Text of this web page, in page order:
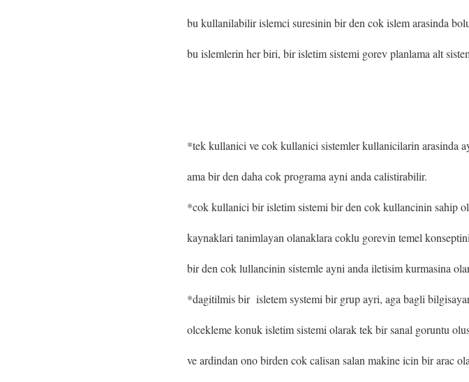
bu kullanilabilir islemci suresinin bir den cok islem arasinda
bu islemlerin her biri, bir isletim sistemi gorev planlama alt
*tek kullanici ve cok kullanici sistemler kullanicilarin arasinda
ama bir den daha cok programa ayni anda calistirabilir.
*cok kullanici bir isletim sistemi bir den cok kullancinin sahip
kaynaklari tanimlayan olanaklara coklu gorevin temel
bir den cok lullancinin sistemle ayni anda iletisim kurmasina
*dagitilmis bir isletem systemi bir grup ayri, aga bagli
olcekleme konuk isletim sistemi olarak tek bir sanal goruntu
ve ardindan ono birden cok calisan salan makine icin bir arac